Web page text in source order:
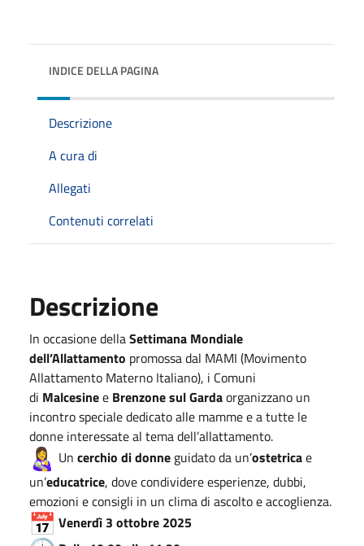
INDICE DELLA PAGINA
Descrizione
A cura di
Allegati
Contenuti correlati
Descrizione
In occasione dellaSettimana Mondiale
dell’Allattamento promossa dal MAMI (Movimento
Allattamento Materno Italiano), i Comuni
di Malcesinee Brenzone sul Gardaorganizzano un
incontro speciale dedicato alle mamme e a tutte le
donne interessate al tema dell’allattamento.
Un cerchio di donne guidato da un’ostetricae
un’educatrice, dove condividere esperienze, dubbi,
emozioni e consigli in un clima di ascolto e accoglienza.
Venerdì 3 ottobre 2025